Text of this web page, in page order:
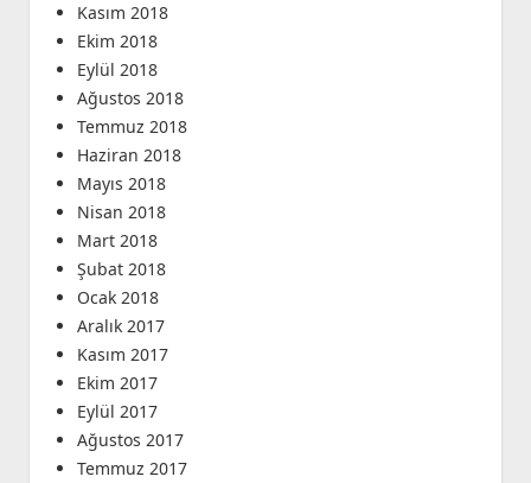
Kasım 2018
Ekim 2018
Eylül 2018
Ağustos 2018
Temmuz 2018
Haziran 2018
Mayıs 2018
Nisan 2018
Mart 2018
Şubat 2018
Ocak 2018
Aralık 2017
Kasım 2017
Ekim 2017
Eylül 2017
Ağustos 2017
Temmuz 2017